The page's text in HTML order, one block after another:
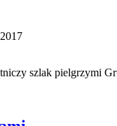
szlak pielgrzymi